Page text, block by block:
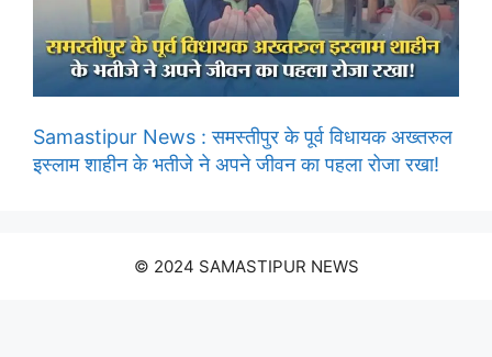
Samastipur News : समस्तीपुर के पूर्व विधायक अख्तरुल
इस्लाम शाहीन के भतीजे ने अपने जीवन का पहला रोजा रखा!
© 2024 SAMASTIPUR NEWS